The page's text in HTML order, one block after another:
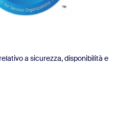
a sicurezza, disponibilità e